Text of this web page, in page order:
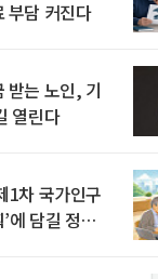
부담 커진다
받는 노인, 기
열린다
1차 국가인구
에 담길 정책